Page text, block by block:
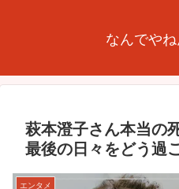
なんでや
萩本澄子さん本当の
最後の日々をどう過
エンタメ